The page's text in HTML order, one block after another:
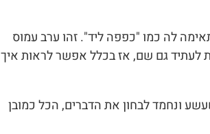
לה כמו "כפפה ליד". זהו ערב עמוס
לעתיד גם שם, אז בכלל אפשר לראות איך
ונחמד לבחון את הדברים, הכל כמובן